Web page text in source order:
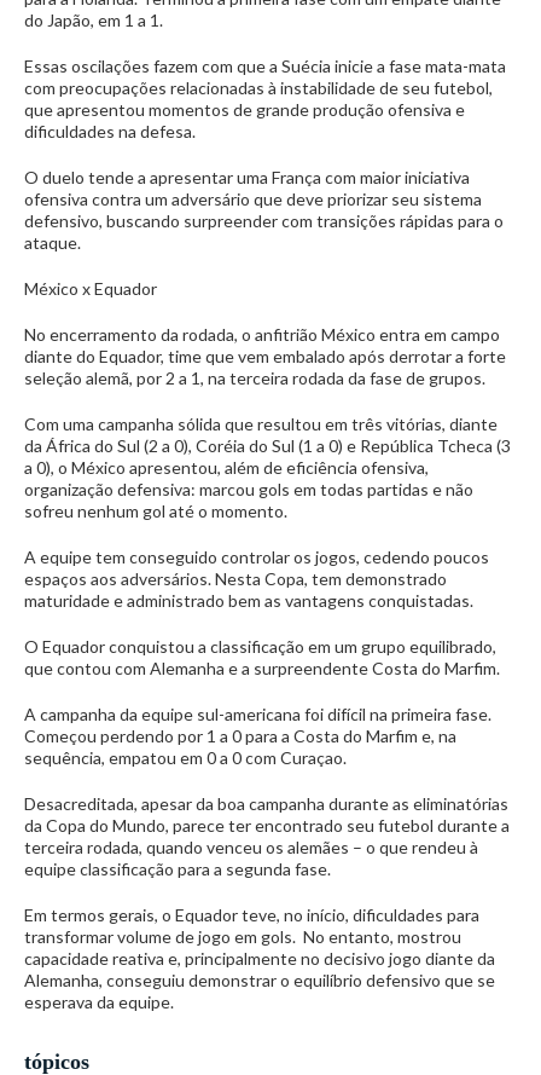
do Japão, em 1 a 1.
Essas oscilações fazem com que a Suécia inicie a fase mata-mata
com preocupações relacionadas à instabilidade de seu futebol,
que apresentou momentos de grande produção ofensiva e
dificuldades na defesa.
O duelo tende a apresentar uma França com maior iniciativa
ofensiva contra um adversário que deve priorizar seu sistema
defensivo, buscando surpreender com transições rápidas para o
ataque.
México x Equador
No encerramento da rodada, o anfitrião México entra em campo
diante do Equador, time que vem embalado após derrotar a forte
seleção alemã, por 2 a 1, na terceira rodada da fase de grupos.
Com uma campanha sólida que resultou em três vitórias, diante
da África do Sul (2 a 0), Coréia do Sul (1 a 0) e República Tcheca (3
a 0), o México apresentou, além de eficiência ofensiva,
organização defensiva: marcou gols em todas partidas e não
sofreu nenhum gol até o momento.
A equipe tem conseguido controlar os jogos, cedendo poucos
espaços aos adversários. Nesta Copa, tem demonstrado
maturidade e administrado bem as vantagens conquistadas.
O Equador conquistou a classificação em um grupo equilibrado,
que contou com Alemanha e a surpreendente Costa do Marfim.
A campanha da equipe sul-americana foi difícil na primeira fase.
Começou perdendo por 1 a 0 para a Costa do Marfim e, na
sequência, empatou em 0 a 0 com Curaçao.
Desacreditada, apesar da boa campanha durante as eliminatórias
da Copa do Mundo, parece ter encontrado seu futebol durante a
terceira rodada, quando venceu os alemães – o que rendeu à
equipe classificação para a segunda fase.
Em termos gerais, o Equador teve, no início, dificuldades para
transformar volume de jogo em gols. No entanto, mostrou
capacidade reativa e, principalmente no decisivo jogo diante da
Alemanha, conseguiu demonstrar o equilíbrio defensivo que se
esperava da equipe.
tópicos